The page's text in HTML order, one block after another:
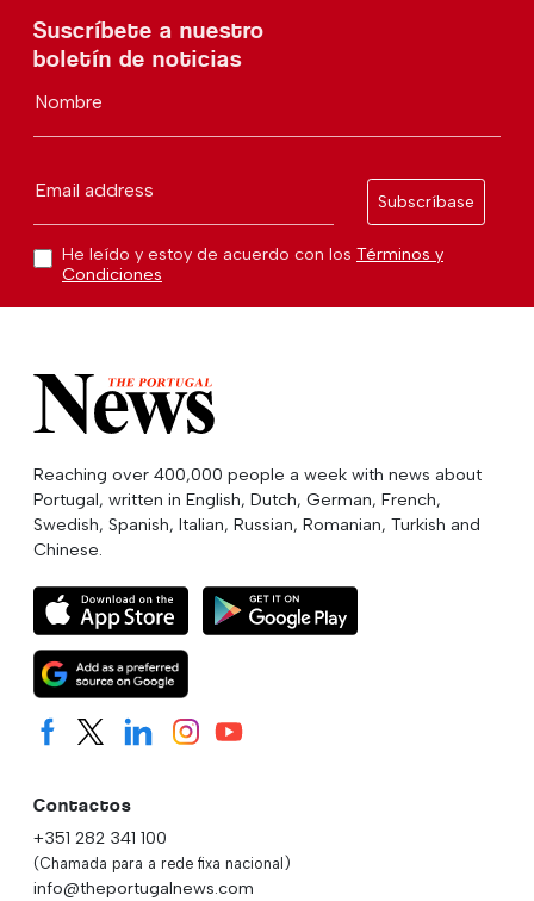
Suscríbete a nuestro
boletín de noticias
Nombre
Email address
Subscríbase
He leído y estoy de acuerdo con los Términos y
Condiciones
Reaching over 400,000 people a week with news about
Portugal, written in English, Dutch, German, French,
Swedish, Spanish, Italian, Russian, Romanian, Turkish and
Chinese.
Contactos
+351 282 341 100
(Chamada para a rede fixa nacional)
info@theportugalnews.com